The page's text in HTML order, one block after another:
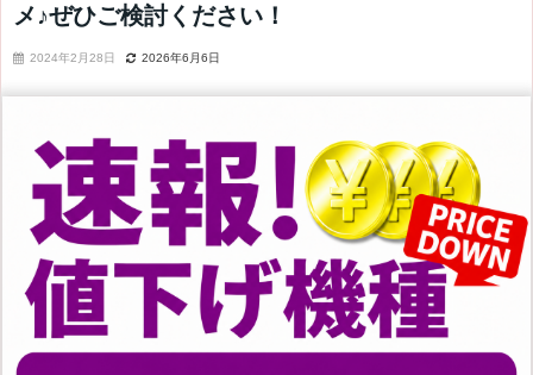
メ♪ぜひご検討ください！
2024年2月28日 2026年6月6日